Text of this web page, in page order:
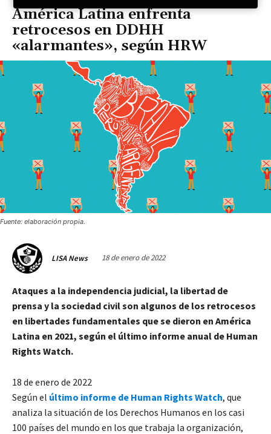
América Latina enfrenta
retrocesos en DDHH
«alarmantes», según HRW
Fuente: elaboración propia.
LISA News 18 de enero de 2022
Ataques a la independencia judicial, la libertad de
prensa y la sociedad civil son algunos de los retrocesos
en libertades fundamentales que se dieron en América
Latina en 2021, según el último informe anual de Human
Rights Watch.
18 de enero de 2022
Según el último informe de Human Rights Watch, que
analiza la situación de los Derechos Humanos en los casi
100 países del mundo en los que trabaja la organización,